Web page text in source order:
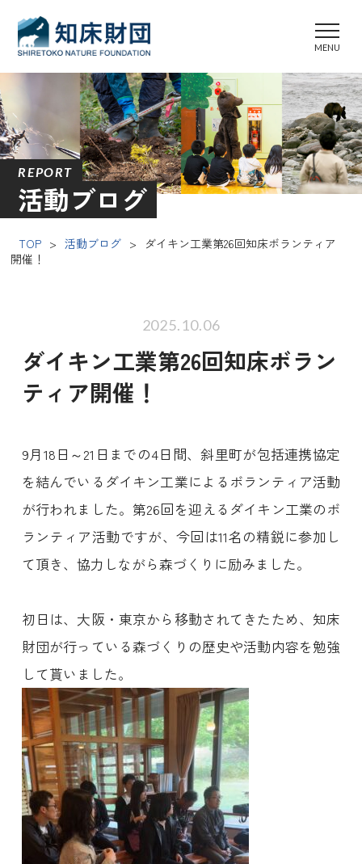
REPORT
活動ブログ
TOP > 活動ブログ >
ダイキン工業第26回知床ボランティア
開催！
2025.10.06
ダイキン工業第26回知床ボラン
ティア開催！
9月18日～21日までの4日間、斜里町が包括連携協定
を結んでいるダイキン工業によるボランティア活動
が行われました。第26回を迎えるダイキン工業のボ
ランティア活動ですが、今回は11名の精鋭に参加し
て頂き、協力しながら森づくりに励みました。
初日は、大阪・東京から移動されてきたため、知床
財団が行っている森づくりの歴史や活動内容を勉強
して貰いました。